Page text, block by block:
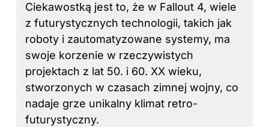
Ciekawostką jest to, że w Fallout 4, wiele
z futurystycznych technologii, takich jak
roboty i zautomatyzowane systemy, ma
swoje korzenie w rzeczywistych
projektach z lat 50. i 60. XX wieku,
stworzonych w czasach zimnej wojny, co
nadaje grze unikalny klimat retro-
futurystyczny.